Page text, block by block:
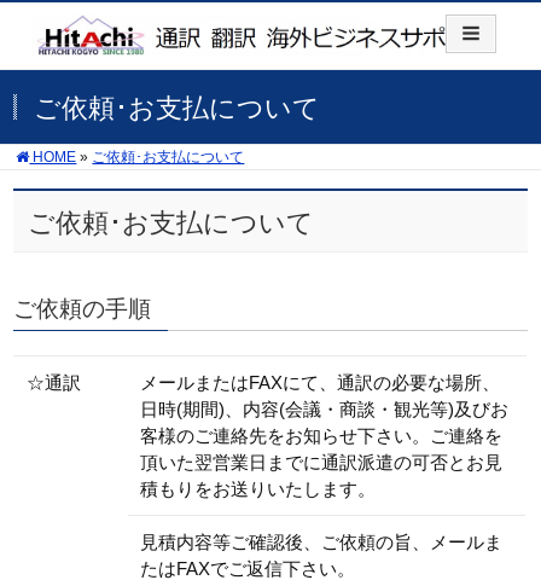
ご依頼･お支払について
HOME » ご依頼･お支払について
ご依頼･お支払について
ご依頼の手順
☆通訳
メールまたはFAXにて、通訳の必要な場所、
日時(期間)、内容(会議・商談・観光等)及びお
客様のご連絡先をお知らせ下さい。ご連絡を
頂いた翌営業日までに通訳派遣の可否とお見
積もりをお送りいたします。
見積内容等ご確認後、ご依頼の旨、メールま
たはFAXでご返信下さい。